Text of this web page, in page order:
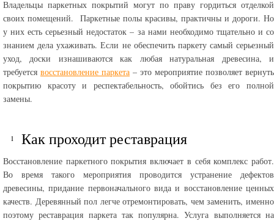
Владельцы паркетных покрытий могут по праву гордиться отделкой
своих помещений. Паркетные полы красивы, практичны и дороги. Но
у них есть серьезный недостаток – за нами необходимо тщательно и со
знанием дела ухаживать. Если не обеспечить паркету самый серьезный
уход, доски изнашиваются как любая натуральная древесина, и
требуется восстановление паркета – это мероприятие позволяет вернуть
покрытию красоту и респектабельность, обойтись без его полной
замены.
Как проходит реставрация
Восстановление паркетного покрытия включает в себя комплекс работ.
Во время такого мероприятия проводится устранение дефектов
древесины, придание первоначального вида и восстановление ценных
качеств. Деревянный пол легче отремонтировать, чем заменить, именно
поэтому реставрация паркета так популярна. Услуга выполняется на